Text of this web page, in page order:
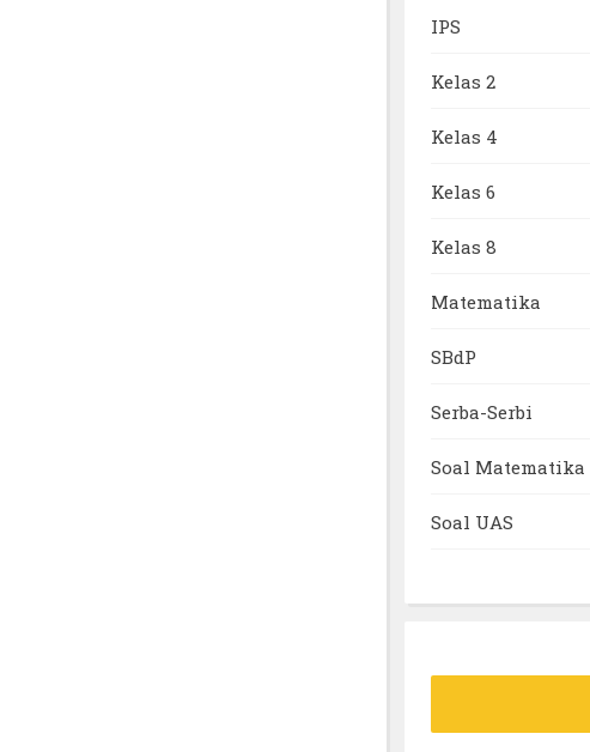
IPS
Kelas 2
Kelas 4
Kelas 6
Kelas 8
Matematika
SBdP
Serba-Serbi
Soal Matematika
Soal UAS